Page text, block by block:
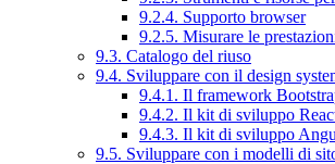
9.2.4. Supporto browser
9.2.5. Misurare le
9.3. Catalogo del riuso
9.4. Sviluppare con il design
9.4.1. Il framework
9.4.2. Il kit di sviluppo
9.4.3. Il kit di sviluppo
9.5. Sviluppare con i modelli di